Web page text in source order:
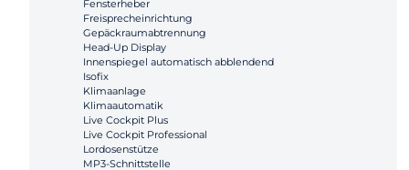
Fensterheber
Freisprecheinrichtung
Gepäckraumabtrennung
Head-Up Display
Innenspiegel automatisch abblendend
Isofix
Klimaanlage
Klimaautomatik
Live Cockpit Plus
Live Cockpit Professional
Lordosenstütze
MP3-Schnittstelle